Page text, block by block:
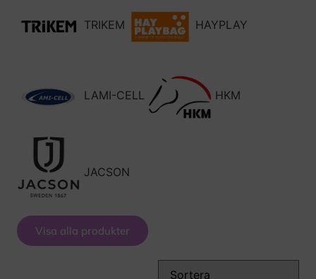
TRIKEM HAYPLAY
LAMI-CELL HKM
JACSON
Visa alla produkter